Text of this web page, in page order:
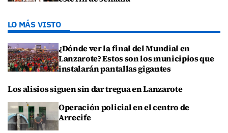
LO MÁS VISTO
¿Dónde ver la final del Mundial en
Lanzarote? Estos son los municipios que
instalarán pantallas gigantes
Los alisios siguen sin dar tregua en Lanzarote
Operación policial en el centro de
Arrecife